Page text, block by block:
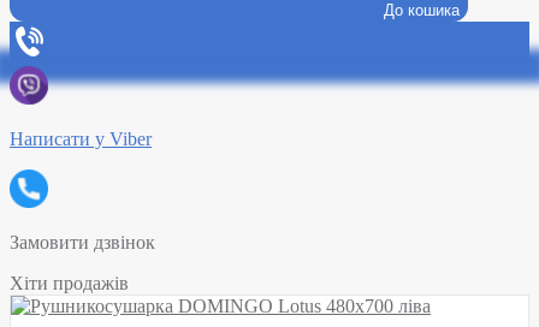
До кошика
Написати у Viber
Замовити дзвінок
Хіти продажів